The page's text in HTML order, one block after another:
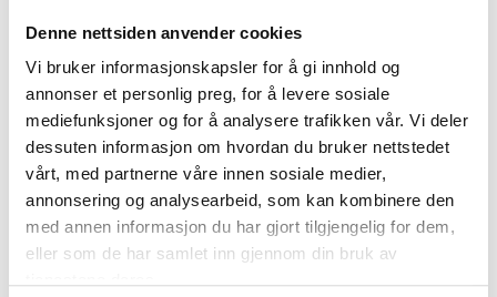
Denne nettsiden anvender cookies
Vi bruker informasjonskapsler for å gi innhold og
annonser et personlig preg, for å levere sosiale
mediefunksjoner og for å analysere trafikken vår. Vi deler
dessuten informasjon om hvordan du bruker nettstedet
vårt, med partnerne våre innen sosiale medier,
annonsering og analysearbeid, som kan kombinere den
med annen informasjon du har gjort tilgjengelig for dem,
eller som de har samlet inn gjennom din bruk av
Over 1200 voldshendelser
på jobb varslet til
Arbeidstilsynet